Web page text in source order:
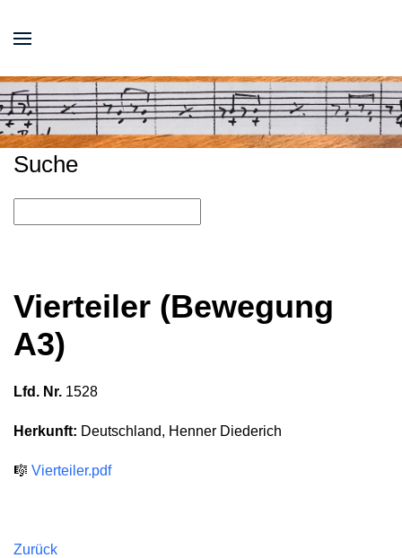
Suche
Vierteiler (Bewegung
A3)
Lfd. Nr. 1528
Herkunft: Deutschland, Henner Diederich
🎼 Vierteiler.pdf
Zurück